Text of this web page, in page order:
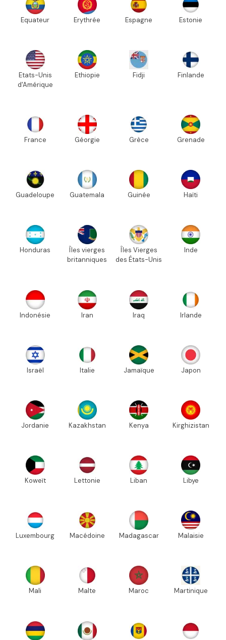
Equateur Erythrée Espagne Estonie
Etats-Unis
d'Amérique
Ethiopie Fidji Finlande
France Géorgie Grèce Grenade
Guadeloupe Guatemala Guinée Haïti
Honduras
Îles vierges
britanniques
Îles Vierges
des États-Unis
Inde
Indonésie Iran Iraq Irlande
Israël Italie Jamaïque Japon
Jordanie Kazakhstan Kenya Kirghizistan
Koweït Lettonie Liban Libye
Luxembourg Macédoine Madagascar Malaisie
Mali Malte Maroc Martinique